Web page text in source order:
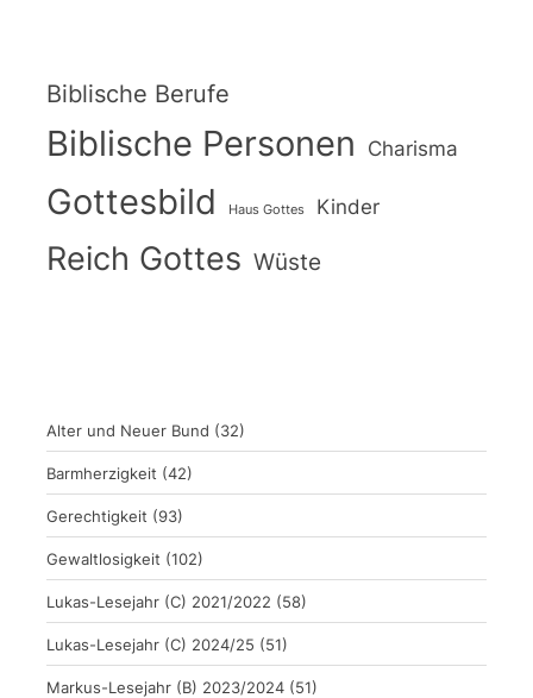
Biblische Berufe
Biblische Personen Charisma
Gottesbild Haus Gottes Kinder
Reich Gottes Wüste
Alter und Neuer Bund (32)
Barmherzigkeit (42)
Gerechtigkeit (93)
Gewaltlosigkeit (102)
Lukas-Lesejahr (C) 2021/2022 (58)
Lukas-Lesejahr (C) 2024/25 (51)
Markus-Lesejahr (B) 2023/2024 (51)